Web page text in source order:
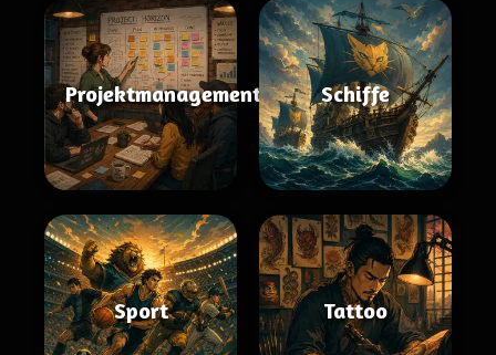
Projektmanagement Schiffe
Sport Tattoo